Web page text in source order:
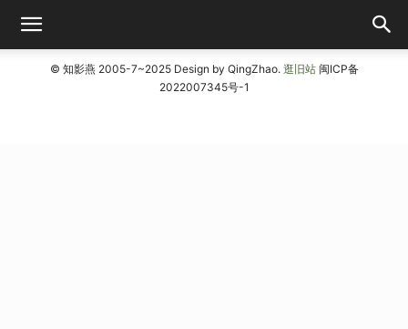
© 知影燕 2005-7~2025 Design by QingZhao. 逛旧站闽ICP备
2022007345号-1